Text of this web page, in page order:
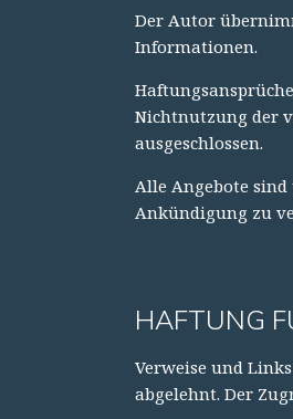
Der Autor
Informationen.
Nichtnutzung der
ausgeschlossen.
Alle Angebote sind
Ankündigung zu
HAFTUNG
Verweise und
abgelehnt. Der